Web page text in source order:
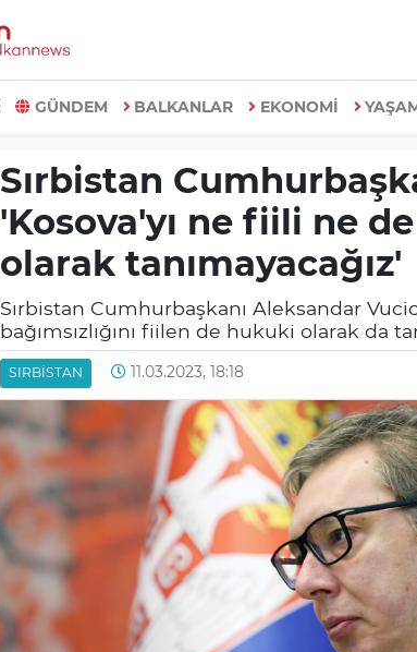
GÜNDEM BALKANLAR EKONOMİ
Sırbistan
'Kosova'yı ne fiili ne
olarak tanımayacağız'
Sırbistan Cumhurbaşkanı Aleksandar
bağımsızlığını fiilen de hukuki olarak da
SIRBISTAN 11.03.2023, 18:18